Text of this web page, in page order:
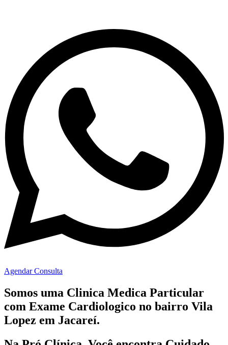
Agendar Consulta
Somos uma Clinica Medica Particular
com Exame Cardiologico no bairro Vila
Lopez em Jacareí.